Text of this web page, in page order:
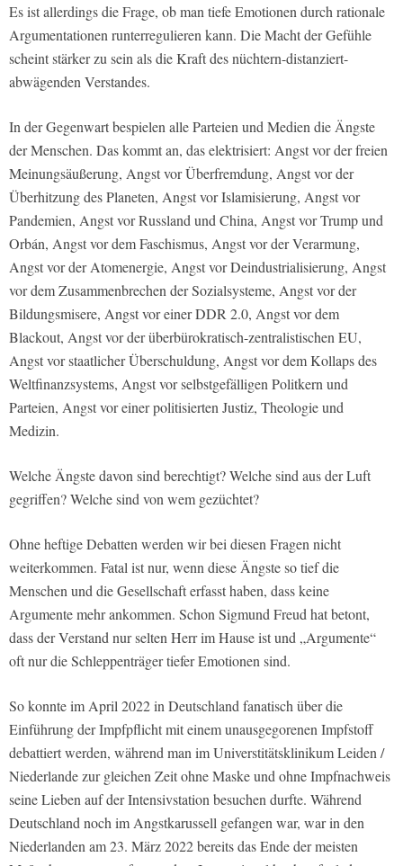
Es ist allerdings die Frage, ob man tiefe Emotionen durch rationale
Argumentationen runterregulieren kann. Die Macht der Gefühle
scheint stärker zu sein als die Kraft des nüchtern-distanziert-
abwägenden Verstandes.
In der Gegenwart bespielen alle Parteien und Medien die Ängste
der Menschen. Das kommt an, das elektrisiert: Angst vor der freien
Meinungsäußerung, Angst vor Überfremdung, Angst vor der
Überhitzung des Planeten, Angst vor Islamisierung, Angst vor
Pandemien, Angst vor Russland und China, Angst vor Trump und
Orbán, Angst vor dem Faschismus, Angst vor der Verarmung,
Angst vor der Atomenergie, Angst vor Deindustrialisierung, Angst
vor dem Zusammenbrechen der Sozialsysteme, Angst vor der
Bildungsmisere, Angst vor einer DDR 2.0, Angst vor dem
Blackout, Angst vor der überbürokratisch-zentralistischen EU,
Angst vor staatlicher Überschuldung, Angst vor dem Kollaps des
Weltfinanzsystems, Angst vor selbstgefälligen Politkern und
Parteien, Angst vor einer politisierten Justiz, Theologie und
Medizin.
Welche Ängste davon sind berechtigt? Welche sind aus der Luft
gegriffen? Welche sind von wem gezüchtet?
Ohne heftige Debatten werden wir bei diesen Fragen nicht
weiterkommen. Fatal ist nur, wenn diese Ängste so tief die
Menschen und die Gesellschaft erfasst haben, dass keine
Argumente mehr ankommen. Schon Sigmund Freud hat betont,
dass der Verstand nur selten Herr im Hause ist und „Argumente“
oft nur die Schleppenträger tiefer Emotionen sind.
So konnte im April 2022 in Deutschland fanatisch über die
Einführung der Impfpflicht mit einem unausgegorenen Impfstoff
debattiert werden, während man im Universtitätsklinikum Leiden /
Niederlande zur gleichen Zeit ohne Maske und ohne Impfnachweis
seine Lieben auf der Intensivstation besuchen durfte. Während
Deutschland noch im Angstkarussell gefangen war, war in den
Niederlanden am 23. März 2022 bereits das Ende der meisten